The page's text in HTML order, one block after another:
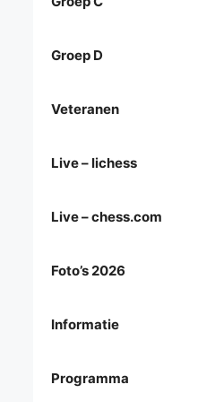
Groep D
Veteranen
Live – lichess
Live – chess.com
Foto’s 2026
Informatie
Programma